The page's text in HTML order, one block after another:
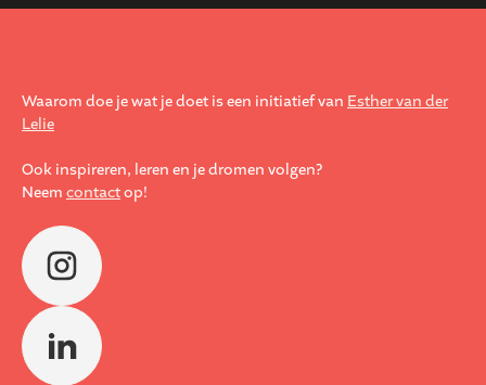
Waarom doe je wat je doet is een initiatief van Esther van der
Lelie
Ook inspireren, leren en je dromen volgen?
Neem contactop!